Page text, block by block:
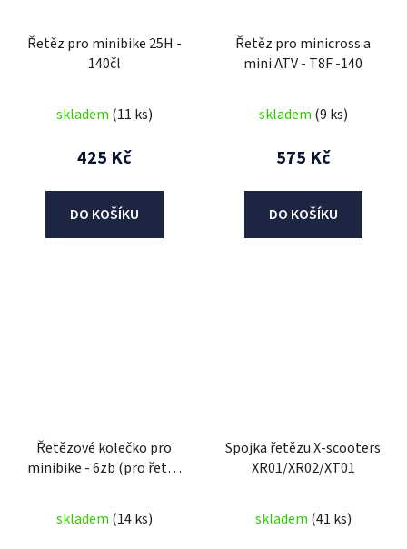
Řetěz pro minibike 25H -
140čl
skladem (11 ks)
425 Kč
DO KOŠÍKU
Řetěz pro minicross a
mini ATV - T8F -140
skladem (9 ks)
575 Kč
DO KOŠÍKU
Řetězové kolečko pro
minibike - 6zb (pro řetěz
skladem (14 ks)
Spojka řetězu X-scooters
XR01/XR02/XT01
skladem (41 ks)